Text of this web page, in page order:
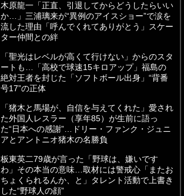
木原龍一「正直、引退してからどうしたらいい
か…」三浦璃来が“異例のアイスショー”で涙を
流した理由「呼んでくれてありがとう」スケー
ター仲間との絆
「聖光はレベルが高くて行けない」からのスタ
ートも…「高校で球速15キロアップ」福島の
絶対王者を封じた「ソフトボール出身」“背番
号17”の正体
「猪木と馬場が、自信を与えてくれた」愛され
た外国人レスラー（享年85）が生前に語っ
た“日本への感謝”…ドリー・ファンク・ジュニ
アとアントニオ猪木の名勝負
板東英二79歳が言った「野球は、嫌いです
わ」その本当の意味…取材には警戒心「またお
ちょくられるんか、と」タレント活動で上書き
した“野球人の顔”